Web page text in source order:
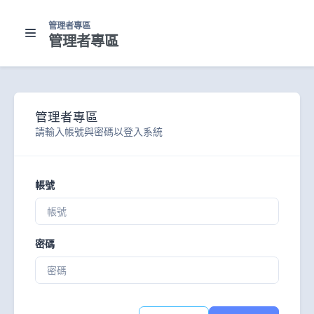
管理者專區
管理者專區
管理者專區
請輸入帳號與密碼以登入系統
帳號
密碼